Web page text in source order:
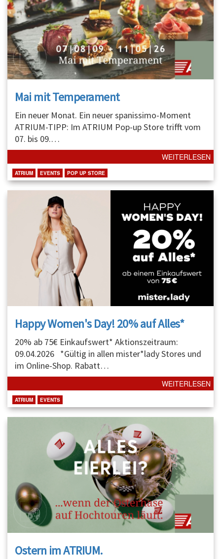
Mai mit Temperament
Ein neuer Monat. Ein neuer spanissimo-Moment
ATRIUM-TIPP: Im ATRIUM Pop-up Store trifft vom
07. bis 09.…
WEITERLESEN
ATRIUM EVENTS POP UP STORE
Happy Women's Day! 20% auf Alles*
20% ab 75€ Einkaufswert* Aktionszeitraum:
09.04.2026 *Gültig in allen mister*lady Stores und
im Online-Shop. Rabatt…
WEITERLESEN
ATRIUM EVENTS
Ostern im ATRIUM.